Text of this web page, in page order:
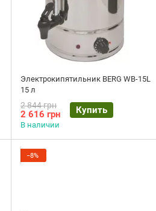
Электрокипятильник BERG WB-15L
15 л
2 844 грн
2 616 грн Купить
В наличии
−8%